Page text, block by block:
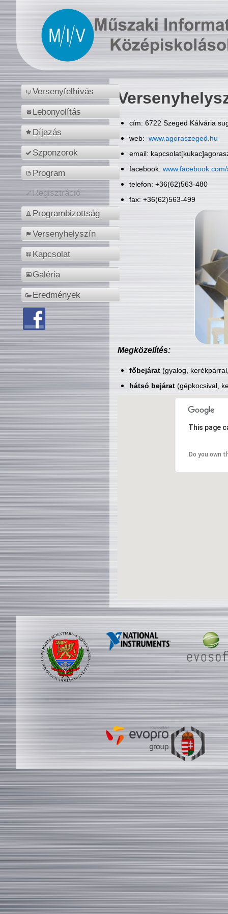
Versenyfelhívás
Lebonyolítás
Díjazás
Szponzorok
Program
Regisztráció
Programbizottság
Versenyhelyszín
Kapcsolat
Galéria
Eredmények
cím: 6722 Szeged Kálvária
web: www.agoraszeged.hu
email:
facebook:
telefon: +36(62)563-480
fax: +36(62)563-499
Megközelítés:
főbejárat(gyalog,
hátsó bejárat(gépkocsival,
This page
Do you own